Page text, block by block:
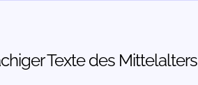
Texte des Mittelalters